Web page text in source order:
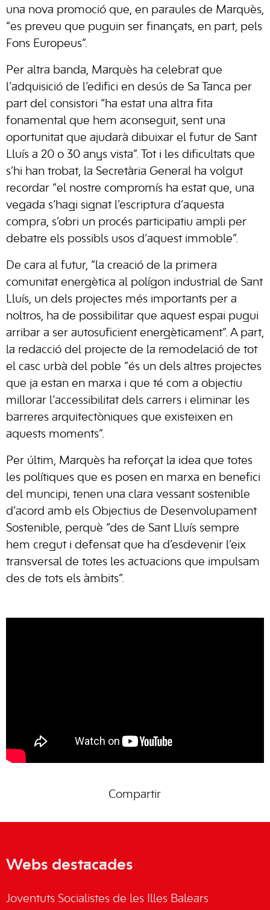
una nova promoció que, en paraules de Marquès,
“es preveu que puguin ser finançats, en part, pels
Fons Europeus”.
Per altra banda, Marquès ha celebrat que
l’adquisició de l’edifici en desús de Sa Tanca per
part del consistori “ha estat una altra fita
fonamental que hem aconseguit, sent una
oportunitat que ajudarà dibuixar el futur de Sant
Lluís a 20 o 30 anys vista”. Tot i les dificultats que
s’hi han trobat, la Secretària General ha volgut
recordar “el nostre compromís ha estat que, una
vegada s’hagi signat l’escriptura d’aquesta
compra, s’obri un procés participatiu ampli per
debatre els possibls usos d’aquest immoble”.
De cara al futur, “la creació de la primera
comunitat energètica al polígon industrial de Sant
Lluís, un dels projectes més importants per a
noltros, ha de possibilitar que aquest espai pugui
arribar a ser autosuficient energèticament”. A part,
la redacció del projecte de la remodelació de tot
el casc urbà del poble “és un dels altres projectes
que ja estan en marxa i que té com a objectiu
millorar l’accessibilitat dels carrers i eliminar les
barreres arquitectòniques que existeixen en
aquests moments”.
Per últim, Marquès ha reforçat la idea que totes
les polítiques que es posen en marxa en benefici
del muncipi, tenen una clara vessant sostenible
d’acord amb els Objectius de Desenvolupament
Sostenible, perquè “des de Sant Lluís sempre
hem cregut i defensat que ha d’esdevenir l’eix
transversal de totes les actuacions que impulsam
des de tots els àmbits”.
Compartir
Webs destacades
Joventuts Socialistes de les Illes Balears